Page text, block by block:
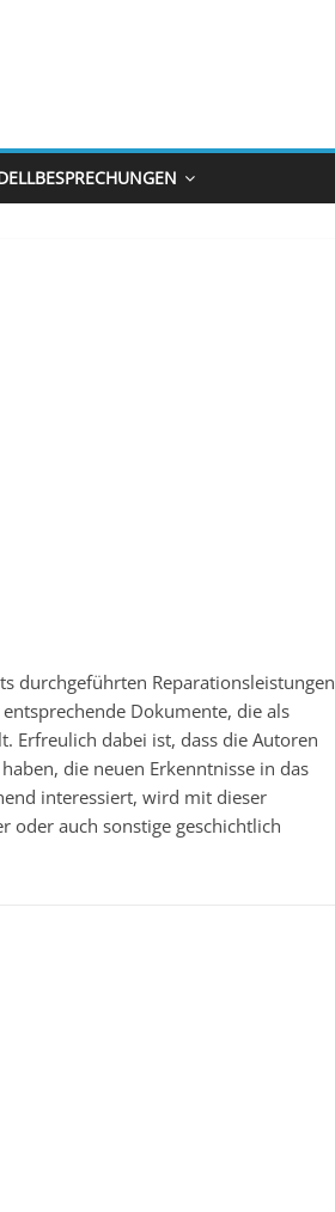
durchgeführten Reparationsleistungen
Dokumente, die als
Erfreulich dabei ist, dass die Autoren
die neuen Erkenntnisse in das
interessiert, wird mit dieser
oder auch sonstige geschichtlich